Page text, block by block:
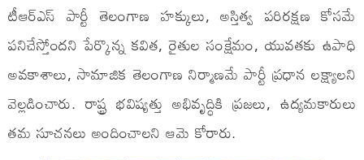
టీఆర్ఎస్ పార్టీ తెలంగాణ హక్కులు, అస్తిత్వ పరిరక్షణ కోసమే
పనిచేస్తోందని పేర్కొన్న కవిత, రైతుల సంక్షేమం, యువతకు ఉపాధి
అవకాశాలు, సామాజిక తెలంగాణ నిర్మాణమే పార్టీ ప్రధాన లక్ష్యాలని
వెల్లడించారు. రాష్ట్ర భవిష్యత్తు అభివృద్ధికి ప్రజలు, ఉద్యమకారులు
తమ సూచనలు అందించాలని ఆమె కోరారు.